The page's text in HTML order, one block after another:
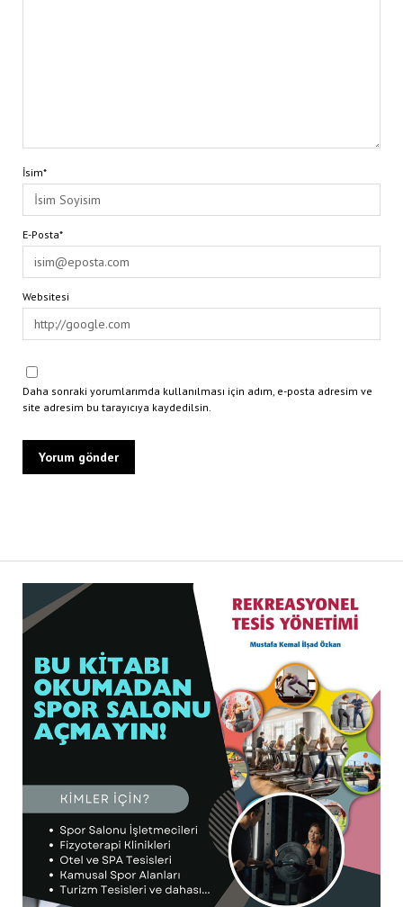
İsim*
E-Posta*
Websitesi
Daha sonraki yorumlarımda kullanılması için adım, e-posta adresim ve
site adresim bu tarayıcıya kaydedilsin.